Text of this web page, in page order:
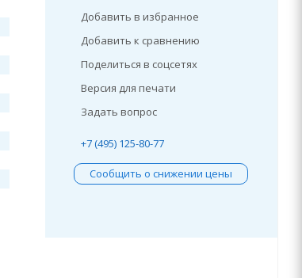
Добавить в избранное
Добавить к сравнению
Поделиться в соцсетях
Версия для печати
Задать вопрос
+7 (495) 125-80-77
Сообщить о снижении цены